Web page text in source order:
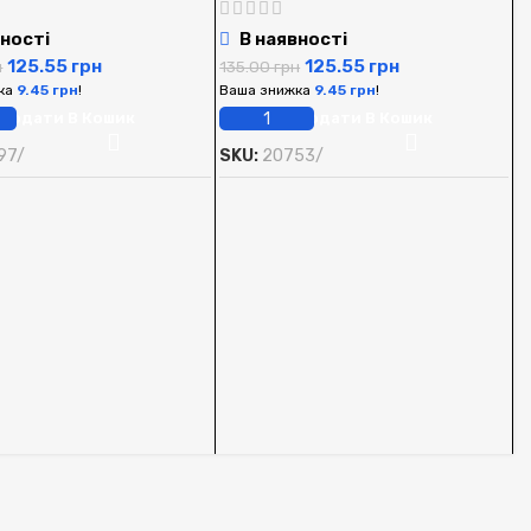
125.55 грн
9.45 грн!
В наявності
135.00грн 125.55 грн
Ваша знижка 9.45 грн!
SKU: 20753/